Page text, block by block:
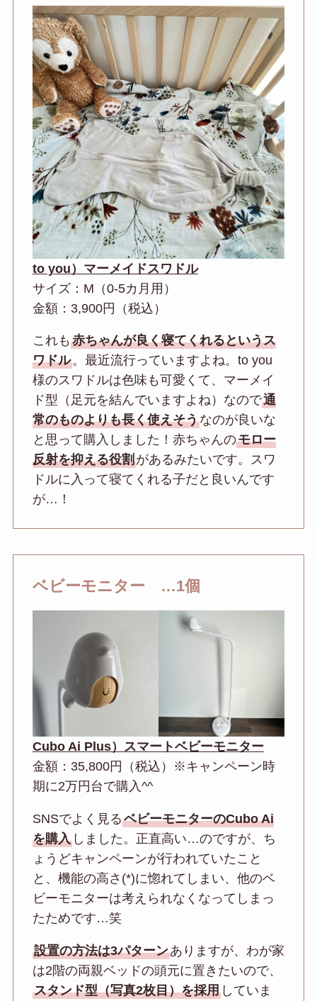
to you）マーメイドスワドル
サイズ：M（0-5カ月用）
金額：3,900円（税込）
これも 赤ちゃんが良く寝てくれるというス
ワドル。最近流行っていますよね。to you
様のスワドルは色味も可愛くて、マーメイ
ド型（足元を結んでいますよね）なので通
常のものよりも長く使えそうなのが良いな
と思って購入しました！赤ちゃんのモロー
反射を抑える役割があるみたいです。スワ
ドルに入って寝てくれる子だと良いんです
が…！
ベビーモニター …1個
Cubo Ai Plus）スマートベビーモニター
金額：35,800円（税込）※キャンペーン時
期に2万円台で購入^^
SNSでよく見るベビーモニターのCubo Ai
を購入しました。正直高い…のですが、ち
ょうどキャンペーンが行われていたこと
と、機能の高さ(*)に惚れてしまい、他のベ
ビーモニターは考えられなくなってしまっ
たためです…笑
設置の方法は3パターンありますが、わが家
は2階の両親ベッドの頭元に置きたいので、
スタンド型（写真2枚目）を採用していま